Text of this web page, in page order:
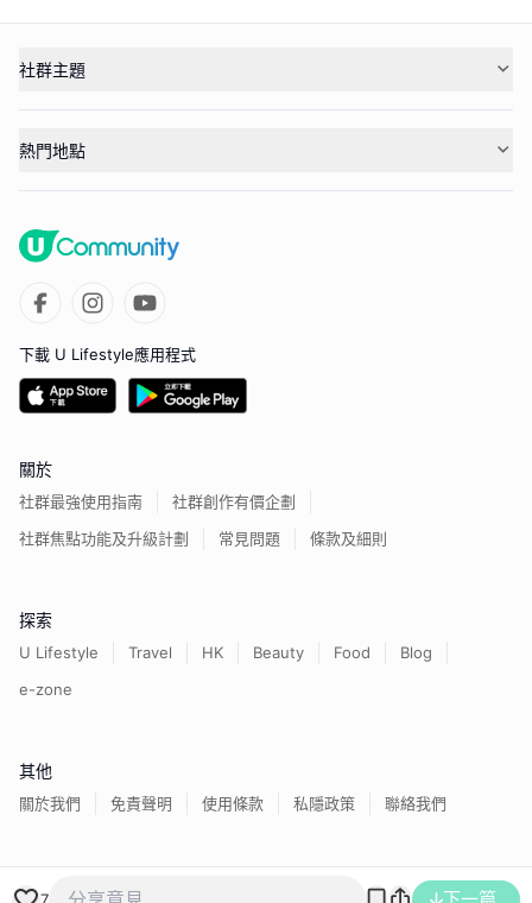
7
社群主題
熱門地點
下載 U Lifestyle應用程式
關於
社群最強使用指南
社群創作有價企劃
社群焦點功能及升級計劃
常見問題 條款及細則
探索
U Lifestyle Travel HK Beauty Food
Blog
e-zone
其他
關於我們 免責聲明 使用條款 私隱政策 聯絡我們
香港經濟日報版權所有©